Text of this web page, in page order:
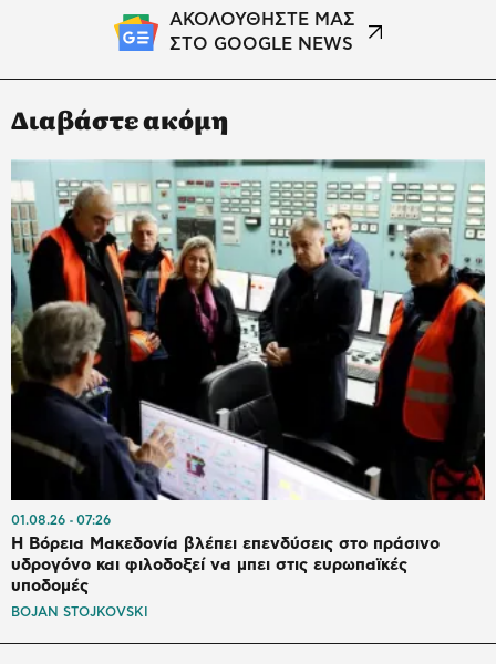
ΑΚΟΛΟΥΘΗΣΤΕ ΜΑΣ
ΣΤΟ GOOGLE NEWS
Διαβάστε ακόμη
01.08.26 07:26
Η Βόρεια Μακεδονία βλέπει επενδύσεις στο πράσινο
υδρογόνο και φιλοδοξεί να μπει στις ευρωπαϊκές
υποδομές
BOJAN STOJKOVSKI